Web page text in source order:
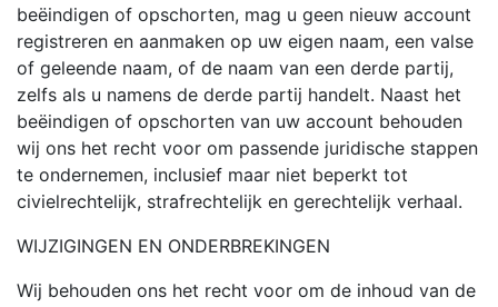
beëindigen of opschorten, mag u geen nieuw account
registreren en aanmaken op uw eigen naam, een valse
of geleende naam, of de naam van een derde partij,
zelfs als u namens de derde partij handelt. Naast het
beëindigen of opschorten van uw account behouden
wij ons het recht voor om passende juridische stappen
te ondernemen, inclusief maar niet beperkt tot
civielrechtelijk, strafrechtelijk en gerechtelijk verhaal.
WIJZIGINGEN EN ONDERBREKINGEN
Wij behouden ons het recht voor om de inhoud van de